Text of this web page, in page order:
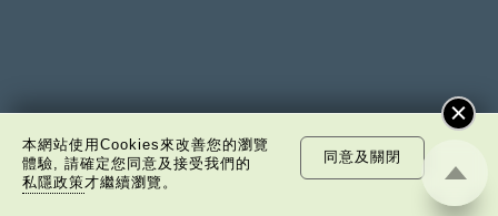
本網站使用Cookies來改善您的瀏覽
體驗, 請確定您同意及接受我們的
私隱政策才繼續瀏覽。
同意及關閉